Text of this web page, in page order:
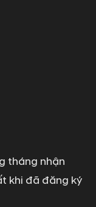
tháng nhận
khi đã đăng ký